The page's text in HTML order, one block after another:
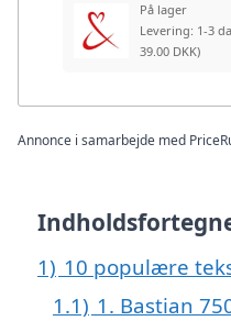
På lager
Levering: 1-3
39.00 DKK)
Annonce i samarbejde med
1) 10 populære
1.1) 1. Bastian